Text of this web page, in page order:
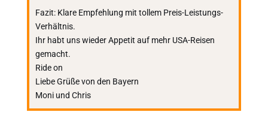
Fazit: Klare Empfehlung mit tollem Preis-Leistungs-
Verhältnis.
Ihr habt uns wieder Appetit auf mehr USA-Reisen
gemacht.
Ride on
Liebe Grüße von den Bayern
Moni und Chris